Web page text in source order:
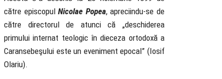
către episcopulNicolae Popea, apreciindu-se de
către directorul de atunci că „deschiderea
primului internat teologic în dieceza ortodoxă a
Caransebeşului este un eveniment epocal” (Iosif
Olariu).